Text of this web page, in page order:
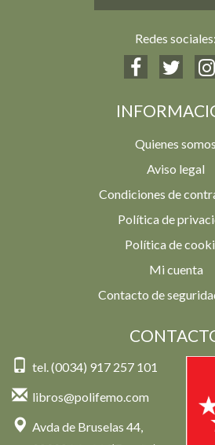
Redes sociales:
Quienes somos
Aviso legal
Condiciones de
Política de
Política de
Mi cuenta
Contacto de
tel. (0034) 917 257 101
libros@polifemo.com
Avda de Bruselas 44,